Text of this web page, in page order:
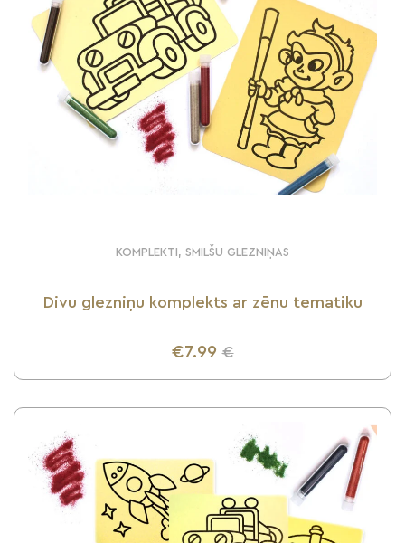
KOMPLEKTI, SMILŠU GLEZNIŅAS
Divu glezniņu komplekts ar zēnu tematiku
€7.99 €
UZZINI VAIRĀK